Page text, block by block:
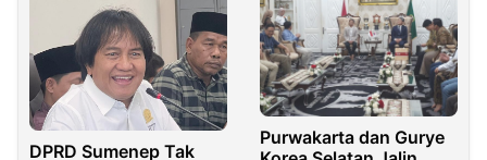
DPRD Sumenep Tak
Purwakarta dan Gurye